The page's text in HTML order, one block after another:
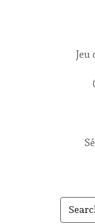
Jeu
Search
products